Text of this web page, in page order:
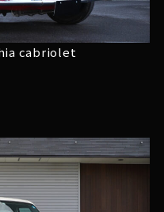
cabriolet